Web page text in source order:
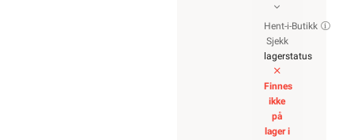
Hent-i-Butikk
Sjekk
lagerstatus
Finnes
ikke
på
lager i